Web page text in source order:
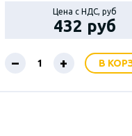
Цена с НДС, руб
432 руб
– + В